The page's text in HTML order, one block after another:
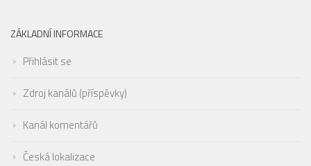
ZÁKLADNÍ INFORMACE
Přihlásit se
Zdroj kanálů (příspěvky)
Kanál komentářů
Česká lokalizace